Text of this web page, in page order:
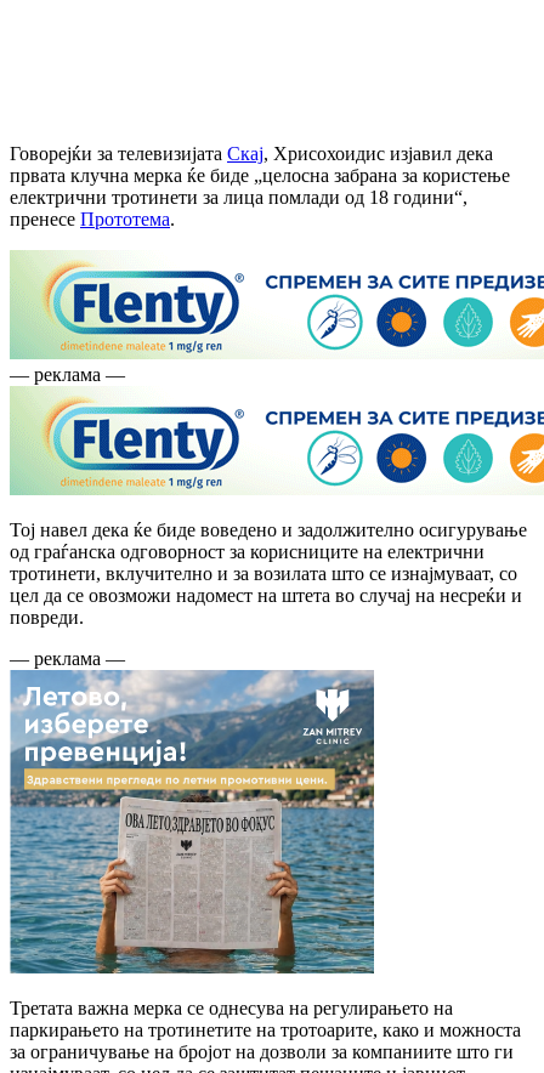
Говорејќи за телевизијата Скај, Хрисохоидис изјавил дека
првата клучна мерка ќе биде „целосна забрана за користење
електрични тротинети за лица помлади од 18 години“,
пренесе Прототема.
— реклама —
Тој навел дека ќе биде воведено и задолжително осигурување
од граѓанска одговорност за корисниците на електрични
тротинети, вклучително и за возилата што се изнајмуваат, со
цел да се овозможи надомест на штета во случај на несреќи и
повреди.
— реклама —
Третата важна мерка се однесува на регулирањето на
паркирањето на тротинетите на тротоарите, како и можноста
за ограничување на бројот на дозволи за компаниите што ги